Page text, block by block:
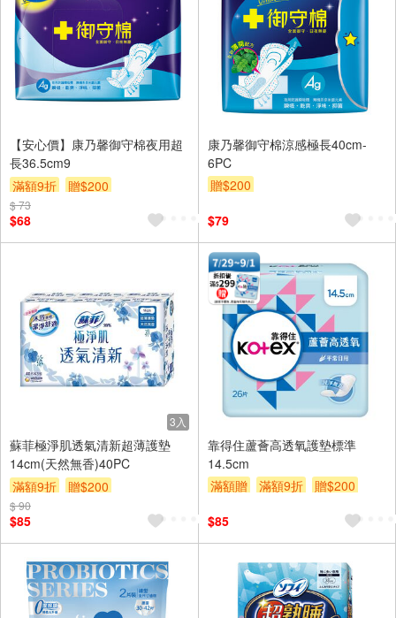
【安心價】康乃馨御守棉夜用超
長36.5cm9
滿額9折
贈$200
$ 73
$68
康乃馨御守棉涼感極長40cm-
6PC
贈$200
$79
3入
蘇菲極淨肌透氣清新超薄護墊
14cm(天然無香)40PC
滿額9折
贈$200
$ 90
$85
靠得住蘆薈高透氧護墊標準
14.5cm
滿額贈
滿額9折
贈$200
$85